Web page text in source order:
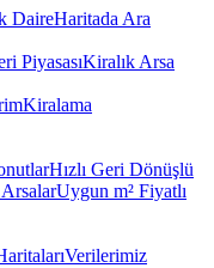
DaireHaritada Ara
PiyasasıKiralık Arsa
Kiralama
Hızlı Geri Dönüşlü
ArsalarUygun m² Fiyatlı
Verilerimiz